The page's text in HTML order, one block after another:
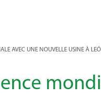
AVEC UNE NOUVELLE USINE À